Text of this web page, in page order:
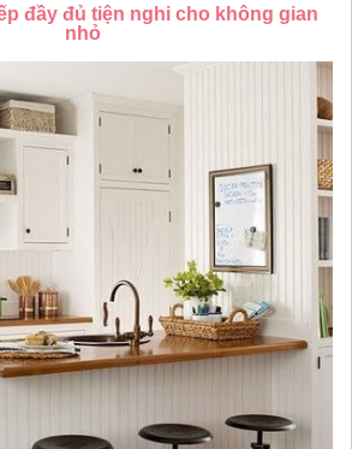
đầy đủ tiện nghi cho không gian
nhỏ